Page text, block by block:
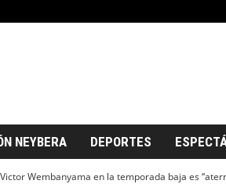
NEYBERA DEPORTES
Wembanyama en la temporada baja es